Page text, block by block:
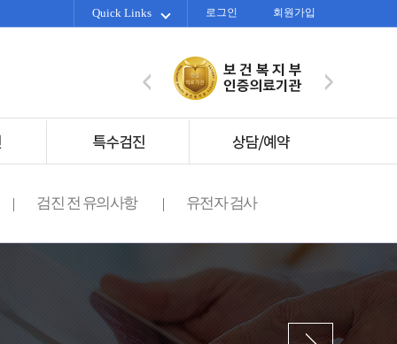
Quick Links 로그인 회원가입
검진 전 유의사항 유전자 검사